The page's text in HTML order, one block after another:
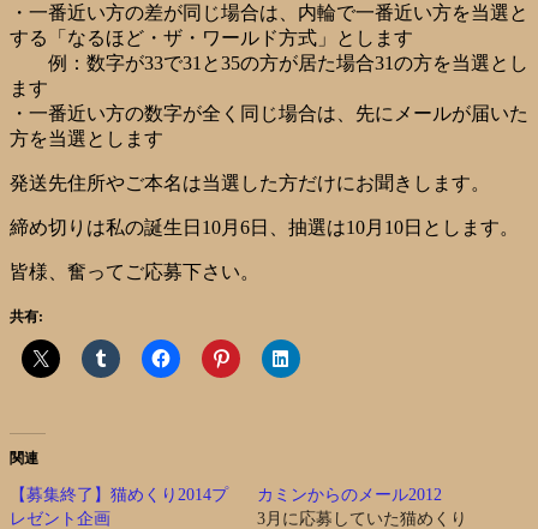
・一番近い方の差が同じ場合は、内輪で一番近い方を当選と
する「なるほど・ザ・ワールド方式」とします
例：数字が33で31と35の方が居た場合31の方を当選とし
ます
・一番近い方の数字が全く同じ場合は、先にメールが届いた
方を当選とします
発送先住所やご本名は当選した方だけにお聞きします。
締め切りは私の誕生日10月6日、抽選は10月10日とします。
皆様、奮ってご応募下さい。
共有:
関連
【募集終了】猫めくり2014プ
レゼント企画
カミンからのメール2012
3月に応募していた猫めくり